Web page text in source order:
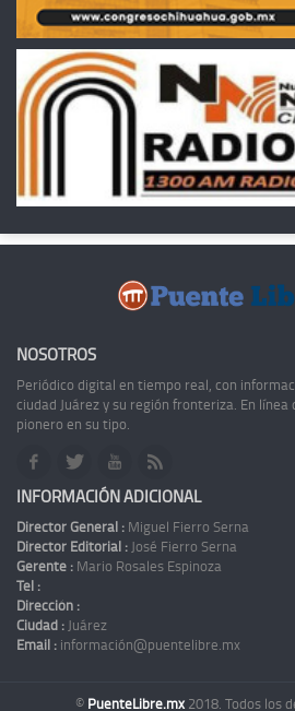
NOSOTROS
Periódico digital en tiempo real, con
ciudad Juárez y su región fronteriza. En línea
pionero en su tipo.
INFORMACIÓN ADICIONAL
Director General : Miguel Fierro Serna
Director Editorial : José Fierro Serna
Gerente : Mario Rosales Espinoza
Tel :
Dirección :
Ciudad : Juárez
Email : información@puentelibre.mx
© PuenteLibre.mx 2018. Todos los